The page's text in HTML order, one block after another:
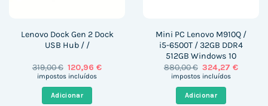
Lenovo Dock Gen 2 Dock
USB Hub / /
319,00€ O
preço
era:
319,00 €.
120,96€O
impostos incluídos
Adicionar
Mini PC Lenovo M910Q /
i5-6500T / 32GB DDR4
512GB Windows 10
880,00€ O
preço
era:
880,00 €.
324,27€O
impostos incluídos
Adicionar